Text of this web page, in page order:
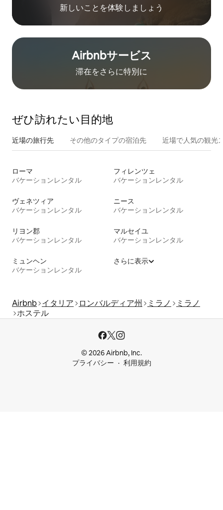
新しいことを体験しましょう
Airbnb⁠サ⁠ー⁠ビ⁠ス
滞在をさ⁠ら⁠に特⁠別⁠に
ぜひ訪⁠れ⁠た⁠い目⁠的⁠地
近場の旅行先 その他のタ⁠イ⁠プ⁠の宿⁠泊⁠先 近場で人気の観光
ローマ
バケーションレンタル
フィレンツェ
バケーションレンタル
ヴェネツィア
バケーションレンタル
ニース
バケーションレンタル
リヨン郡
バケーションレンタル
マルセイユ
バケーションレンタル
ミュンヘン
バケーションレンタル
さらに表示
Airbnb イタリア ロンバルディア州 ミラノ
ミラノ
ホステル
© 2026 Airbnb, Inc.
プライバシー
利用規約